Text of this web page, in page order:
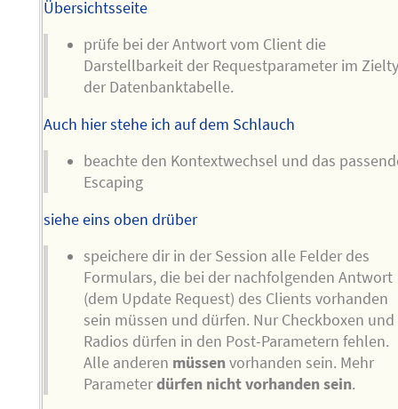
Übersichtsseite
prüfe bei der Antwort vom Client die
Darstellbarkeit der Requestparameter im
der Datenbanktabelle.
Auch hier stehe ich auf dem Schlauch
beachte den Kontextwechsel und das
Escaping
siehe eins oben drüber
speichere dir in der Session alle Felder des
Formulars, die bei der nachfolgenden Antwort
(dem Update Request) des Clients vorhanden
sein müssen und dürfen. Nur Checkboxen und
Radios dürfen in den Post-Parametern fehlen.
Alle anderen müssenvorhanden sein. Mehr
Parameterdürfen nicht vorhanden sein.